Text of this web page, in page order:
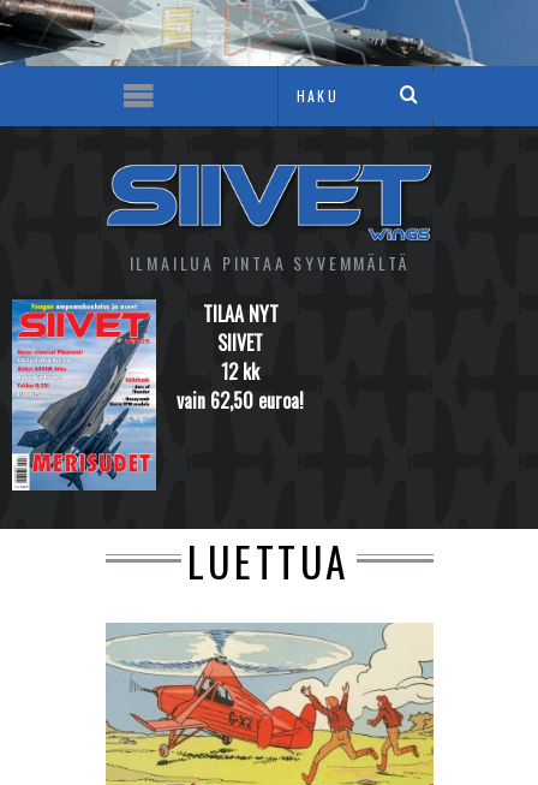
ILMAILUA PINTAA SYVEMMÄLTÄ
TILAA NYT
SIIVET
12 kk
vain 62,50 euroa!
LUETTUA